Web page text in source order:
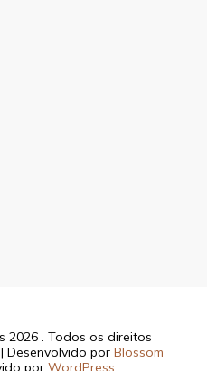
2026 . Todos os direitos
Desenvolvido por Blossom
por WordPress